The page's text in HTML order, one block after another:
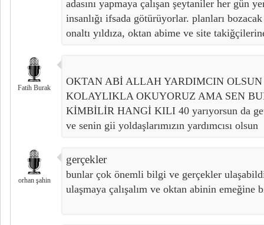
adasını yapmaya çalışan şeytaniler her gün
insanlığı ifsada götürüyorlar. planları
onaltı yıldıza, oktan abime ve site
Fatih Burak
OKTAN ABİ ALLAH YARDIMCIN
KOLAYLIKLA OKUYORUZ AMA SEN
KİMBİLİR HANGİ KILI 40 yarıyorsun da
ve senin gii yoldaşlarımızın yardımcısı olsun
orhan şahin
gerçekler
bunlar çok önemli bilgi ve gerçekler
ulaşmaya çalışalım ve oktan abinin emeğine